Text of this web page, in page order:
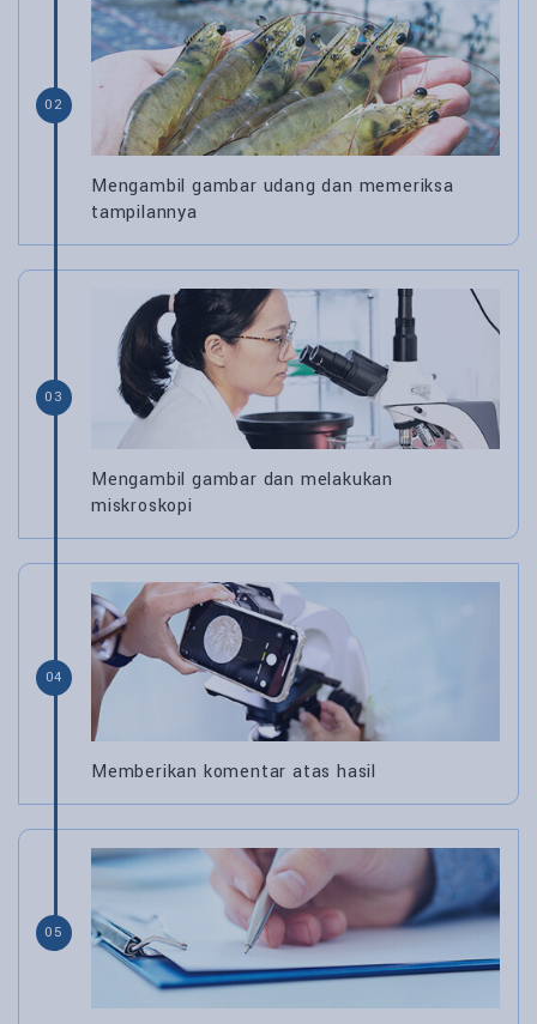
02
Mengambil gambar udang dan memeriksa
tampilannya
03
Mengambil gambar dan melakukan
miskroskopi
04
Memberikan komentar atas hasil
05